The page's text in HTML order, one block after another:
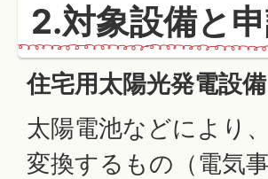
2.対象設備と
住宅用太陽光発電設備
太陽電池などにより
変換するもの（電気